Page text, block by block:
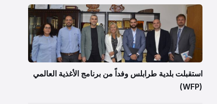
استقبلت بلدية طرابلس وفداً من برنامج الأغذية العالمي
(WFP)